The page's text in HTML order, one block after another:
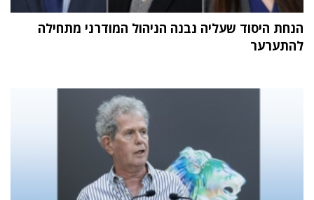
הנחת היסוד שעליה נבנה הניהול המודרני מתחילה
להתערער